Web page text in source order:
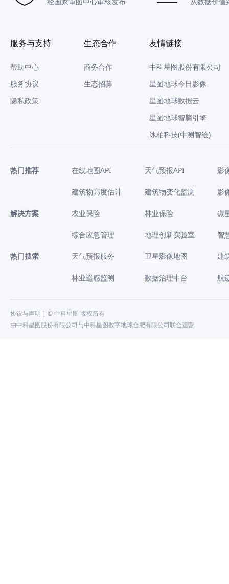
服务与支持
帮助中心
服务协议
隐私政策
生态合作
商务合作
生态招募
友情链接
中科星图股份有限公司
星图地球今日影像
星图地球数据云
星图地球智脑引擎
冰柏科技(中测智绘)
热门推荐 在线地图API 天气预报API 影
建筑物高度估计 建筑物变化监测 影
解决方案 农业保险 林业保险 碳
综合应急管理 地理创新实验室 智
热门搜索 天气预报服务 卫星影像地图 建
林业遥感监测 数据治理中台 航
协议与声明 | © 中科星图 版权所有
由中科星图股份有限公司与中科星图数字地球合肥有限公司联合运营